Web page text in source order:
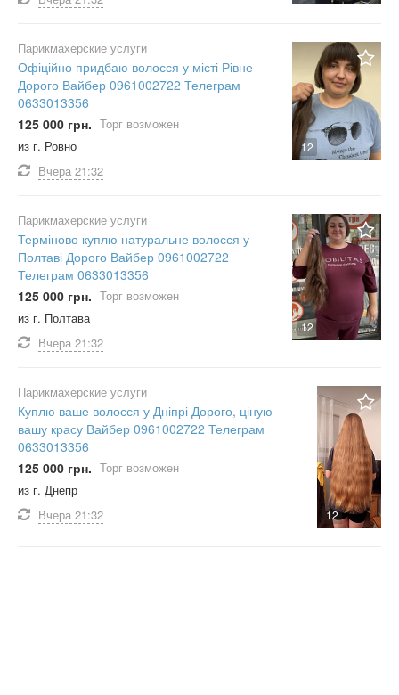
12
Парикмахерские услуги
Офіційно придбаю волосся у місті Рівне
Дорого Вайбер 0961002722 Телеграм
0633013356
125 000 грн. Торг возможен
из г. Ровно
Вчера 21:32
12
Парикмахерские услуги
Терміново куплю натуральне волосся у
Полтаві Дорого Вайбер 0961002722
Телеграм 0633013356
125 000 грн. Торг возможен
из г. Полтава
Вчера 21:32
12
Парикмахерские услуги
Куплю ваше волосся у Дніпрі Дорого, ціную
вашу красу Вайбер 0961002722 Телеграм
0633013356
125 000 грн. Торг возможен
из г. Днепр
Вчера 21:32